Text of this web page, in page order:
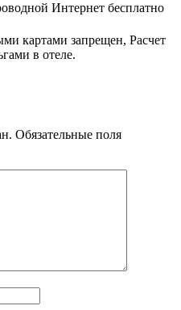
Интернет бесплатно
картами запрещен, Расчет
в отеле.
Обязательные поля